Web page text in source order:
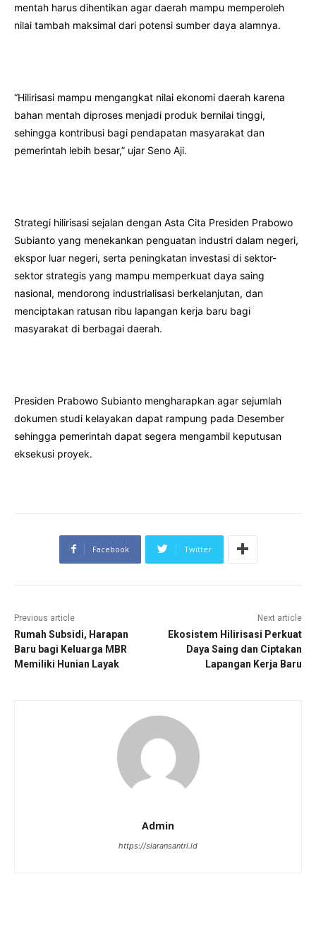
mentah harus dihentikan agar daerah mampu memperoleh
nilai tambah maksimal dari potensi sumber daya alamnya.
“Hilirisasi mampu mengangkat nilai ekonomi daerah karena
bahan mentah diproses menjadi produk bernilai tinggi,
sehingga kontribusi bagi pendapatan masyarakat dan
pemerintah lebih besar,” ujar Seno Aji.
Strategi hilirisasi sejalan dengan Asta Cita Presiden Prabowo
Subianto yang menekankan penguatan industri dalam negeri,
ekspor luar negeri, serta peningkatan investasi di sektor-
sektor strategis yang mampu memperkuat daya saing
nasional, mendorong industrialisasi berkelanjutan, dan
menciptakan ratusan ribu lapangan kerja baru bagi
masyarakat di berbagai daerah.
Presiden Prabowo Subianto mengharapkan agar sejumlah
dokumen studi kelayakan dapat rampung pada Desember
sehingga pemerintah dapat segera mengambil keputusan
eksekusi proyek.
Facebook Twitter
Previous article
Rumah Subsidi, Harapan
Baru bagi Keluarga MBR
Memiliki Hunian Layak
Next article
Ekosistem Hilirisasi Perkuat
Daya Saing dan Ciptakan
Lapangan Kerja Baru
Admin
https://siaransantri.id